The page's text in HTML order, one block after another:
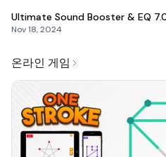
Ultimate Sound Booster & EQ
Nov 18, 2024
온라인 게임